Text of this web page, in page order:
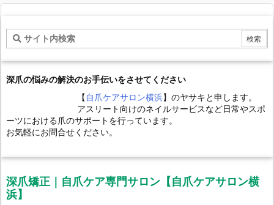
深爪の悩みの解決のお手伝いをさせてください
【 自爪ケアサロン横浜】のヤサキと申します。
アスリート向けのネイルサービスなど日常やスポ
ーツにおける爪のサポートを行っています。
お気軽にお問合せください。
深爪矯正｜自爪ケア専門サロン【自爪ケアサロン横
浜】